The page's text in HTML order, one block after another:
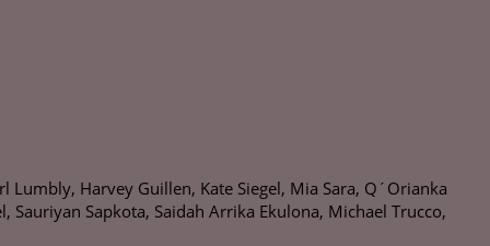
Harvey Guillen, Kate Siegel, Mia Sara, Q´Orianka
Sapkota, Saidah Arrika Ekulona, Michael Trucco,